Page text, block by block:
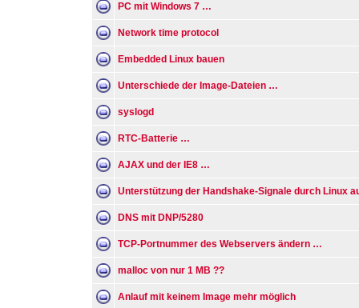
PC mit Windows 7 …
Network time protocol
Embedded Linux bauen
Unterschiede der Image-Dateien …
syslogd
RTC-Batterie …
AJAX und der IE8 …
Unterstützung der Handshake-Signale durch Linux
DNS mit DNP/5280
TCP-Portnummer des Webservers ändern …
malloc von nur 1 MB ??
Anlauf mit keinem Image mehr möglich